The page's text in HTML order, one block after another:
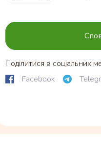
Поділитися в соціальних
Facebook